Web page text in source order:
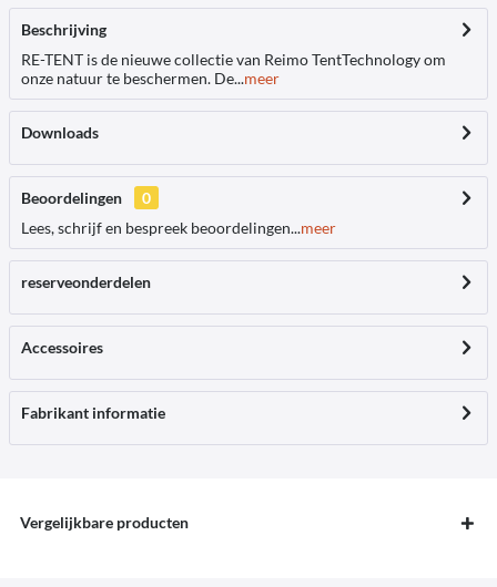
Beschrijving
RE-TENT is de nieuwe collectie van Reimo TentTechnology om
onze natuur te beschermen. De...meer
Downloads
Beoordelingen
0
Lees, schrijf en bespreek beoordelingen...meer
reserveonderdelen
Accessoires
Fabrikant informatie
Vergelijkbare producten